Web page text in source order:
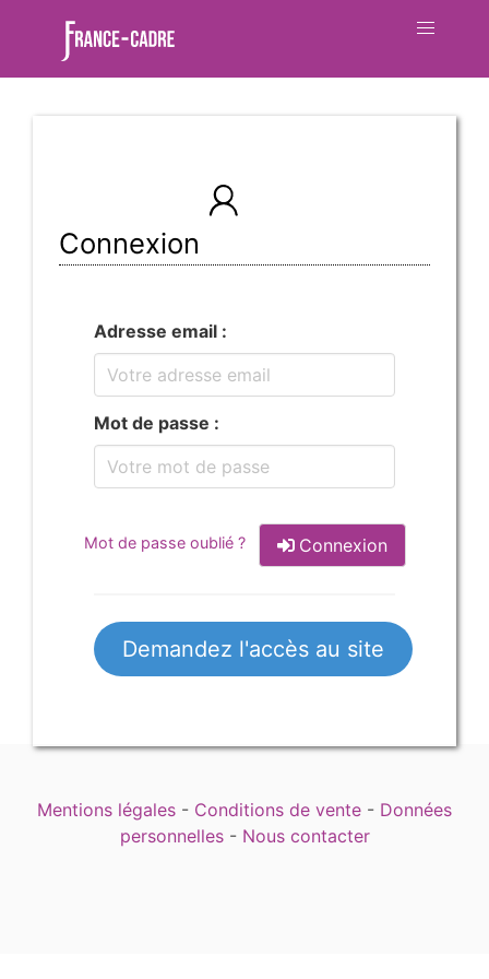
Connexion
Adresse email :
Mot de passe :
Mot de passe oublié ? Connexion
Demandez l'accès au site
Mentions légales - Conditions de vente - Données
personnelles- Nous contacter